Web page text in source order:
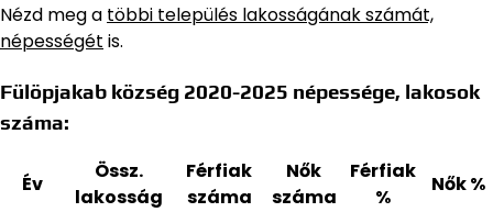
Nézd meg a többi település lakosságának számát,
népességét is.
Fülöpjakab község 2020-2025 népessége, lakosok
száma:
Év
Össz.
lakosság
Férfiak
száma
Nők
száma
Férfiak
%
Nők %